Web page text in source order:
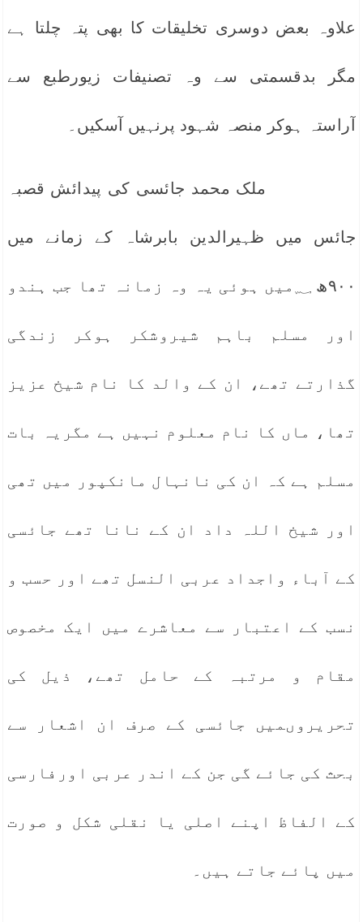
علاوہ بعض دوسری تخلیقات کا بھی پتہ چلتا ہے
مگر بدقسمتی سے وہ تصنیفات زیورطبع سے
آراستہ ہوکر منصہ شہود پرنہیں آسکیں۔
ملک محمد جائسی کی پیدائش قصبہ
جائس میں ظہیرالدین بابرشاہ کے زمانے میں
۹۰۰ھ ؁میں ہوئی یہ وہ زمانہ تھا جب ہندو
اور مسلم باہم شیروشکر ہوکر زندگی
گذارتے تھے، ان کے والد کا نام شیخ عزیز
تھا، ماں کا نام معلوم نہیں ہے مگریہ بات
مسلم ہے کہ ان کی نانہال مانکپور میں تھی
اور شیخ اللہ داد ان کے نانا تھے جائسی
کے آباء واجداد عربی النسل تھے اور حسب و
نسب کے اعتبار سے معاشرے میں ایک مخصوص
مقام و مرتبہ کے حامل تھے، ذیل کی
تحریروںمیں جائسی کے صرف ان اشعار سے
بحث کی جائے گی جن کے اندر عربی اورفارسی
کے الفاظ اپنے اصلی یا نقلی شکل و صورت
میں پائے جاتے ہیں۔